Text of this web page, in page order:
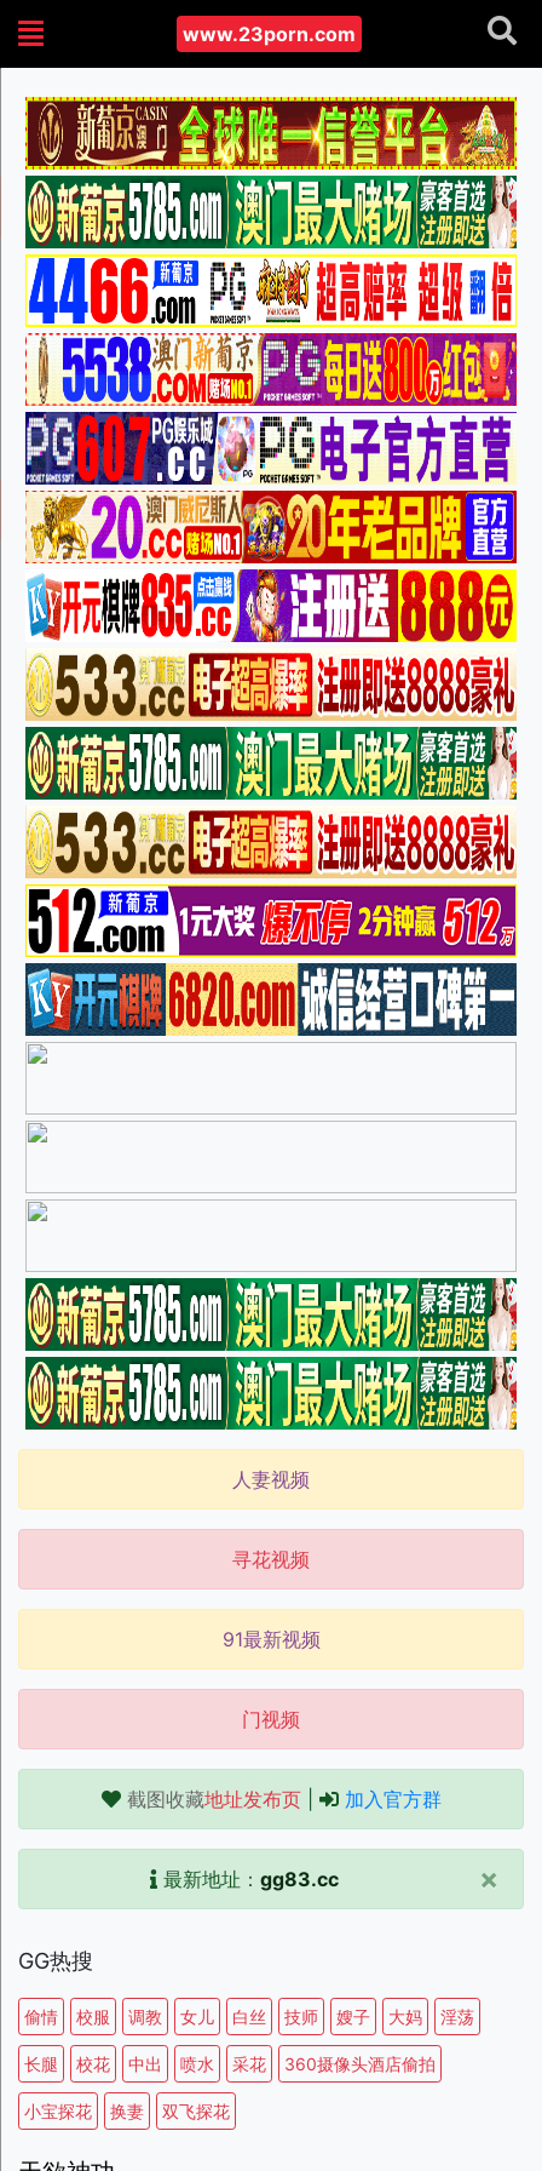
www.23porn.com
人妻视频
寻花视频
91最新视频
门视频
截图收藏地址发布页| 加入官方群
最新地址： gg83.cc ×
GG热搜
偷情 校服 调教 女儿 白丝 技师 嫂子 大妈 淫荡
长腿 校花 中出 喷水 采花 360摄像头酒店偷拍
小宝探花 换妻 双飞探花